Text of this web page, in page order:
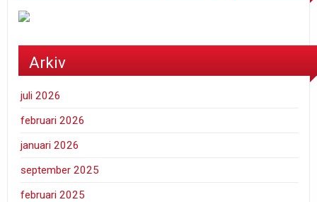
Arkiv
juli 2026
februari 2026
januari 2026
september 2025
februari 2025